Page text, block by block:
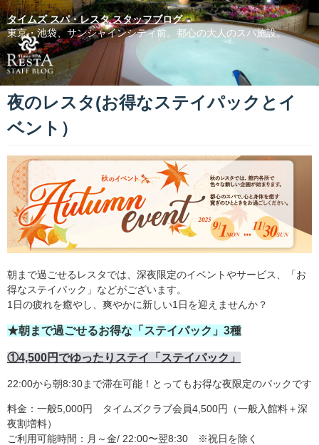
タイムズ スパ・レスタ スタッフブログ
東京・池袋、サンシャインシティ前。都心の大人のスパ施設。
夜のレスタ(お得なステイパックとイ
ベント）
朝まで過ごせるレスタでは、深夜限定のイベントやサービス、「お
得なステイパック」などがございます。
1日の疲れを癒やし、爽やかに新しい1日を迎えませんか？
★朝まで過ごせるお得な「ステイパック」3種
①4,500円でゆったりステイ「ステイパック」
22:00から朝8:30まで滞在可能！とってもお得な夜限定のパックです
料金：一般5,000円 タイムズクラブ会員4,500円（一般入館料＋深
夜割増料）
ご利用可能時間：月～金/ 22:00〜翌8:30 ※祝日を除く